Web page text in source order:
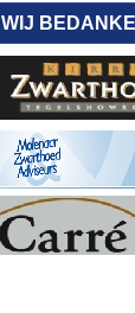
WIJ